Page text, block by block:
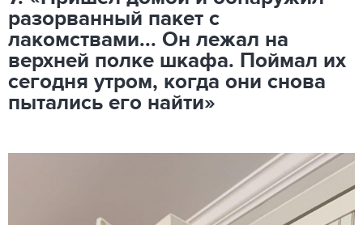
разорванный пакет с
лакомствами... Он лежал на
верхней полке шкафа. Поймал их
сегодня утром, когда они снова
пытались его найти»